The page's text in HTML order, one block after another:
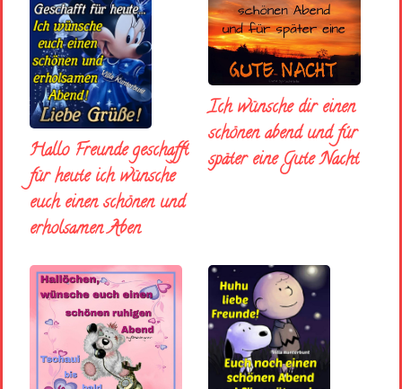
Hallo Freunde geschafft
für heute ich wünsche
euch einen schönen und
erholsamen Aben
Ich wünsche dir einen
schönen abend und fúr
später eine Gute Nacht